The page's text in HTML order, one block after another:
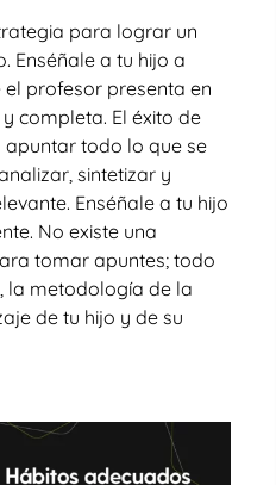
para lograr un
Enséñale a tu hijo a
profesor presenta en
completa. El éxito de
todo lo que se
sintetizar y
Enséñale a tu hijo
No existe una
tomar apuntes; todo
la metodología de la
de tu hijo y de su